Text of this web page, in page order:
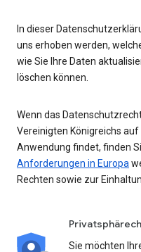
In dieser
uns erhoben werden,
wie Sie Ihre Daten
löschen können.
Wenn das
Vereinigten Königreichs
Anwendung findet, finden
Anforderungen in Europa
Rechten sowie zur
Sie möchten